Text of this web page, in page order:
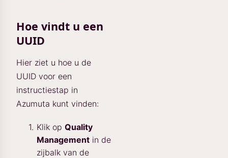
Hoe vindt u een
UUID
Hier ziet u hoe u de
UUID voor een
instructiestap in
Azumuta kunt vinden:
Klik op Quality
Management in de
zijbalk van de